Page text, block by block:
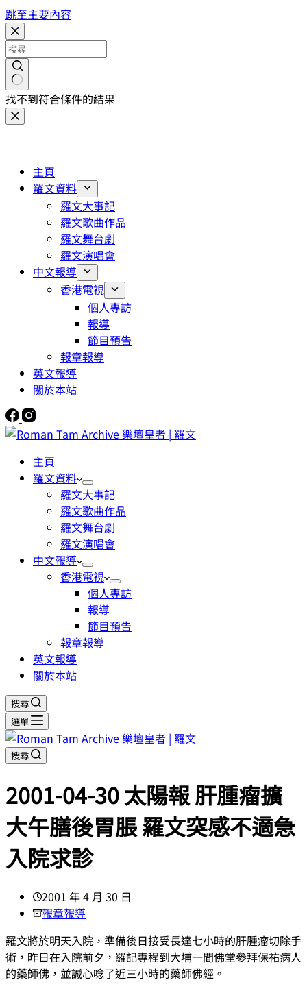
跳至主要內容
找不到符合條件的結果
主頁
羅文資料
羅文大事記
羅文歌曲作品
羅文舞台劇
羅文演唱會
中文報導
香港電視
個人專訪
報導
節目預告
報章報導
英文報導
關於本站
主頁
羅文資料
羅文大事記
羅文歌曲作品
羅文舞台劇
羅文演唱會
中文報導
香港電視
個人專訪
報導
節目預告
報章報導
英文報導
關於本站
搜尋
選單
搜尋
2001-04-30 太陽報 肝腫瘤擴
大午膳後胃脹 羅文突感不適急
入院求診
2001 年 4 月 30 日
報章報導
羅文將於明天入院，準備後日接受長達七小時的肝腫瘤切除手
術，昨日在入院前夕，羅記專程到大埔一間佛堂參拜保祐病人
的藥師佛，並誠心唸了近三小時的藥師佛經。